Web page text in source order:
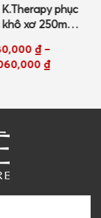
phục
xơ 250ml/
₫–
₫